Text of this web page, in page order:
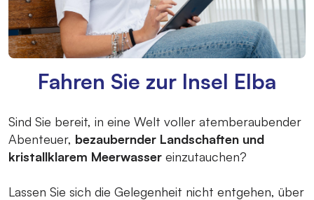
Fahren Sie zur Insel Elba
Sind Sie bereit, in eine Welt voller atemberaubender
Abenteuer, bezaubernder Landschaften und
kristallklarem Meerwasser einzutauchen?
Lassen Sie sich die Gelegenheit nicht entgehen, über